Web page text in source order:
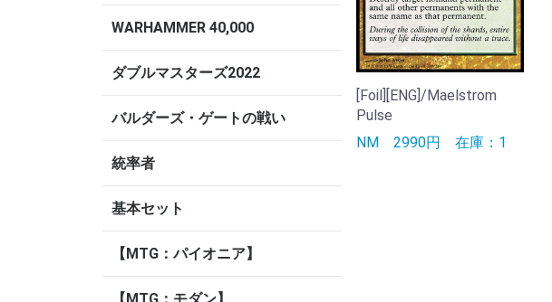
WARHAMMER 40,000
ダブルマスターズ2022
バルダーズ・ゲートの戦い
統率者
基本セット
【MTG：パイオニア】
[Foil][ENG]/Maelstrom
Pulse
NM 2990円 在庫：1